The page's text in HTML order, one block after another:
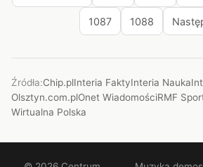
1087 1088
Źródła:Chip.plInteria FaktyInteria Nauka
Olsztyn.com.plOnet WiadomościRMF
Wirtualna Polska